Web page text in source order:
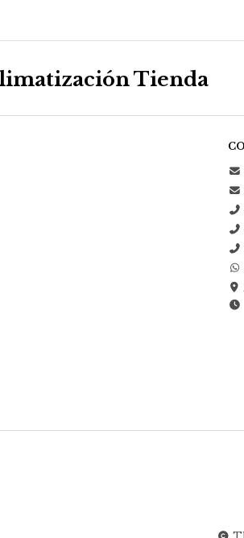
Tienda